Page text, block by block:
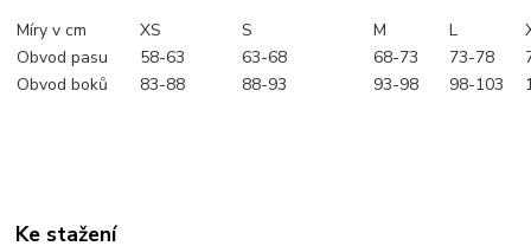
Míry v cm
XS S M L
Obvod pasu
58-63 63-68 68-73 73-78
Obvod boků
83-88 88-93 93-98 98-103
Ke stažení